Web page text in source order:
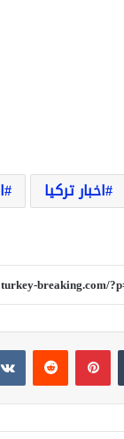
اخبار تركيا
بينتيريست